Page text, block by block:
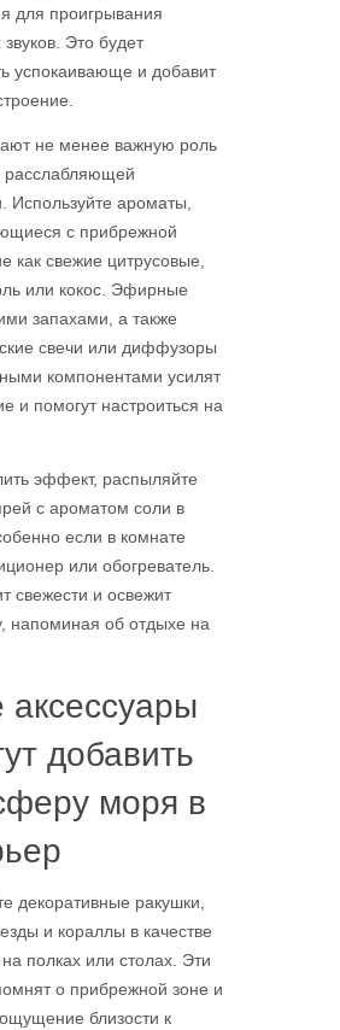
для проигрывания
Это будет
успокаивающе и добавит
не менее важную роль
расслабляющей
Используйте ароматы,
с прибрежной
как свежие цитрусовые,
или кокос. Эфирные
запахами, а также
свечи или диффузоры
компонентами усилят
и помогут настроиться на
эффект, распыляйте
с ароматом соли в
если в комнате
или обогреватель.
свежести и освежит
напоминая об отдыхе на
аксессуары
добавить
моря в
декоративные ракушки,
и кораллы в качестве
полках или столах. Эти
о прибрежной зоне и
близости к